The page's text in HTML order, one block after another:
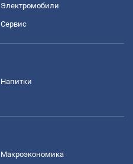
Электромобили
Сервис
Напитки
Mакроэкономика